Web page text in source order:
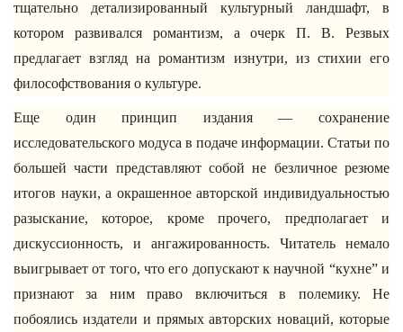
тщательно детализированный культурный ландшафт, в
котором развивался романтизм, а очерк П. В. Резвых
предлагает взгляд на романтизм изнутри, из стихии его
философствования о культуре.
Еще один принцип издания — сохранение
исследовательского модуса в подаче информации. Статьи по
большей части представляют собой не безличное резюме
итогов науки, а окрашенное авторской индивидуальностью
разыскание, которое, кроме прочего, предполагает и
дискуссионность, и ангажированность. Читатель немало
выигрывает от того, что его допускают к научной “кухне” и
признают за ним право включиться в полемику. Не
побоялись издатели и прямых авторских новаций, которые